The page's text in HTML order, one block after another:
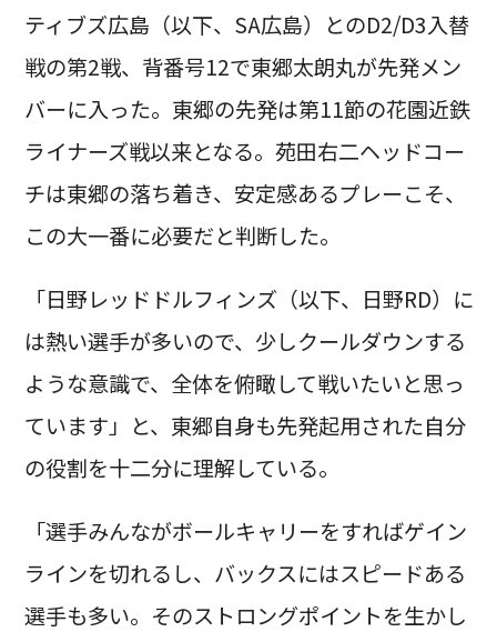
ティブズ広島（以下、SA広島）とのD2/D3入替
戦の第2戦、背番号12で東郷太朗丸が先発メン
バーに入った。東郷の先発は第11節の花園近鉄
ライナーズ戦以来となる。苑田右二ヘッドコー
チは東郷の落ち着き、安定感あるプレーこそ、
この大一番に必要だと判断した。
「日野レッドドルフィンズ（以下、日野RD）に
は熱い選手が多いので、少しクールダウンする
ような意識で、全体を俯瞰して戦いたいと思っ
ています」と、東郷自身も先発起用された自分
の役割を十二分に理解している。
「選手みんながボールキャリーをすればゲイン
ラインを切れるし、バックスにはスピードある
選手も多い。そのストロングポイントを生かし